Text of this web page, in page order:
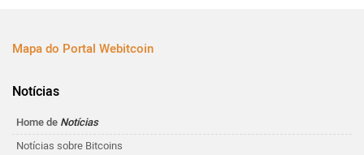
Mapa do Portal Webitcoin
Notícias
Home de Notícias
Notícias sobre Bitcoins